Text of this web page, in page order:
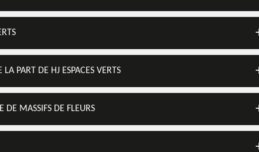
PART DE HJ ESPACES VERTS
DE MASSIFS DE FLEURS